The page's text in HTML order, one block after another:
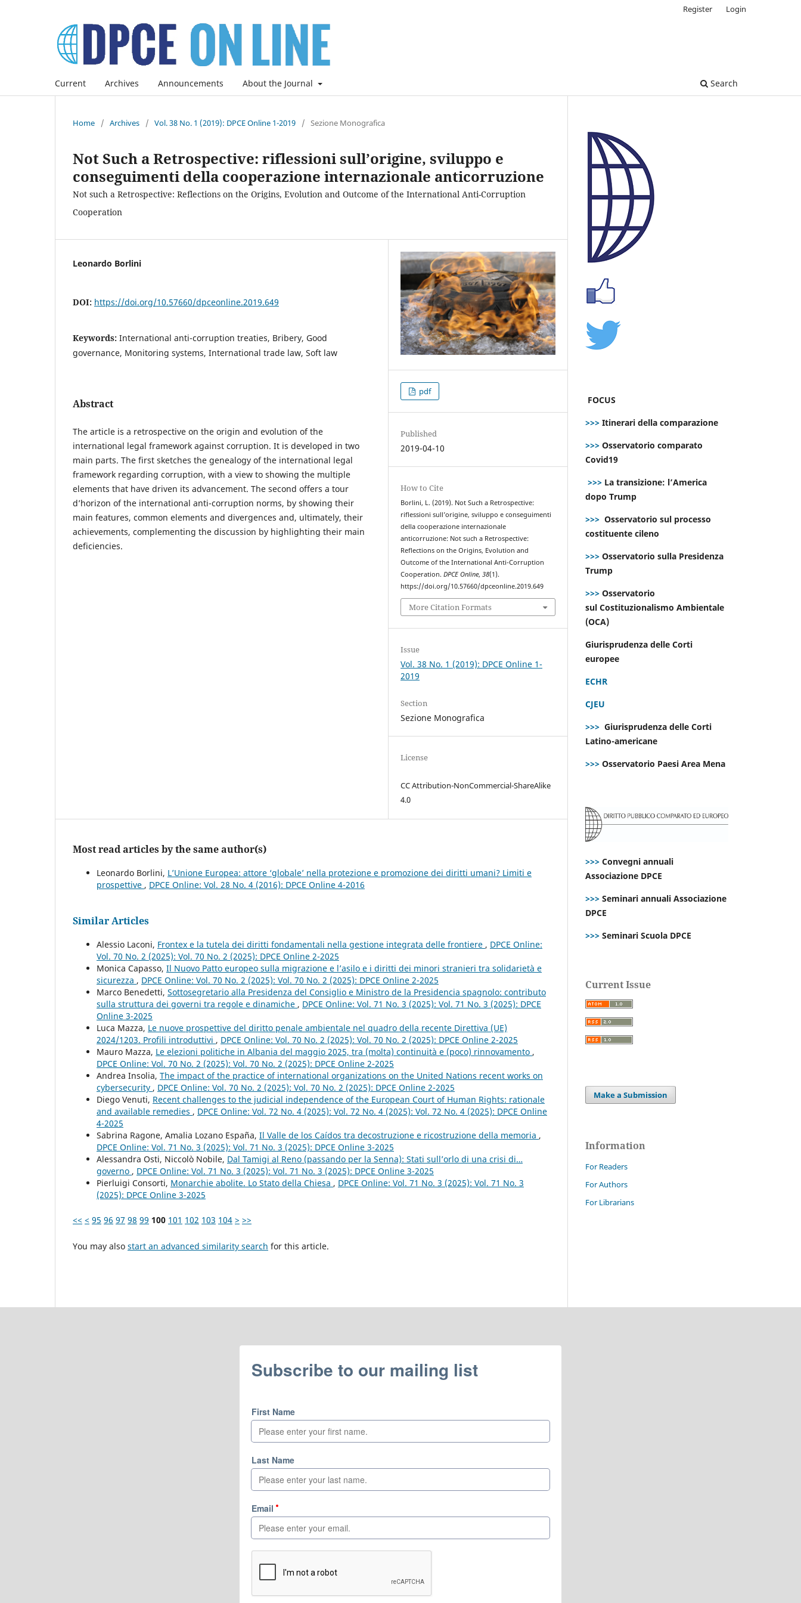
Current Archives Announcements About the Journal Search
Register Login
Home / Archives / Vol. 38 No. 1 (2019): DPCE Online 1-2019 / Sezione Monografica
Not Such a Retrospective: riflessioni sull’origine, sviluppo e
conseguimenti della cooperazione internazionale anticorruzione
Not such a Retrospective: Reflections on the Origins, Evolution and Outcome of the International Anti-Corruption
Cooperation
Leonardo Borlini
DOI: https://doi.org/10.57660/dpceonline.2019.649
Keywords: International anti-corruption treaties, Bribery, Good
governance, Monitoring systems, International trade law, Soft law
Abstract
The article is a retrospective on the origin and evolution of the
international legal framework against corruption. It is developed in two
main parts. The first sketches the genealogy of the international legal
framework regarding corruption, with a view to showing the multiple
elements that have driven its advancement. The second offers a tour
d’horizon of the international anti-corruption norms, by showing their
main features, common elements and divergences and, ultimately, their
achievements, complementing the discussion by highlighting their main
deficiencies.
pdf
Published
2019-04-10
How to Cite
Borlini, L. (2019). Not Such a Retrospective:
riflessioni sull’origine, sviluppo e conseguimenti
della cooperazione internazionale
anticorruzione: Not such a Retrospective:
Reflections on the Origins, Evolution and
Outcome of the International Anti-Corruption
Cooperation.DPCE Online,38(1).
https://doi.org/10.57660/dpceonline.2019.649
More Citation Formats
Issue
Vol. 38 No. 1 (2019): DPCE Online 1-
2019
Section
Sezione Monografica
License
CC Attribution-NonCommercial-ShareAlike
4.0
Most read articles by the same author(s)
Leonardo Borlini, L’Unione Europea: attore ‘globale’ nella protezione e promozione dei diritti umani? Limiti e
prospettive , DPCE Online: Vol. 28 No. 4 (2016): DPCE Online 4-2016
Similar Articles
Alessio Laconi, Frontex e la tutela dei diritti fondamentali nella gestione integrata delle frontiere , DPCE Online:
Vol. 70 No. 2 (2025): Vol. 70 No. 2 (2025): DPCE Online 2-2025
Monica Capasso, Il Nuovo Patto europeo sulla migrazione e l’asilo e i diritti dei minori stranieri tra solidarietà e
sicurezza , DPCE Online: Vol. 70 No. 2 (2025): Vol. 70 No. 2 (2025): DPCE Online 2-2025
Marco Benedetti, Sottosegretario alla Presidenza del Consiglio e Ministro de la Presidencia spagnolo: contributo
sulla struttura dei governi tra regole e dinamiche , DPCE Online: Vol. 71 No. 3 (2025): Vol. 71 No. 3 (2025): DPCE
Online 3-2025
Luca Mazza, Le nuove prospettive del diritto penale ambientale nel quadro della recente Direttiva (UE)
2024/1203. Profili introduttivi , DPCE Online: Vol. 70 No. 2 (2025): Vol. 70 No. 2 (2025): DPCE Online 2-2025
Mauro Mazza, Le elezioni politiche in Albania del maggio 2025, tra (molta) continuità e (poco) rinnovamento ,
DPCE Online: Vol. 70 No. 2 (2025): Vol. 70 No. 2 (2025): DPCE Online 2-2025
Andrea Insolia, The impact of the practice of international organizations on the United Nations recent works on
cybersecurity , DPCE Online: Vol. 70 No. 2 (2025): Vol. 70 No. 2 (2025): DPCE Online 2-2025
Diego Venuti, Recent challenges to the judicial independence of the European Court of Human Rights: rationale
and available remedies , DPCE Online: Vol. 72 No. 4 (2025): Vol. 72 No. 4 (2025): Vol. 72 No. 4 (2025): DPCE Online
4-2025
Sabrina Ragone, Amalia Lozano España, Il Valle de los Caídos tra decostruzione e ricostruzione della memoria ,
DPCE Online: Vol. 71 No. 3 (2025): Vol. 71 No. 3 (2025): DPCE Online 3-2025
Alessandra Osti, Niccolò Nobile, Dal Tamigi al Reno (passando per la Senna): Stati sull’orlo di una crisi di…
governo , DPCE Online: Vol. 71 No. 3 (2025): Vol. 71 No. 3 (2025): DPCE Online 3-2025
Pierluigi Consorti, Monarchie abolite. Lo Stato della Chiesa , DPCE Online: Vol. 71 No. 3 (2025): Vol. 71 No. 3
(2025): DPCE Online 3-2025
<< < 95 96 97 98 99 100 101 102 103 104 > >>
You may also start an advanced similarity search for this article.
FOCUS
>>> Itinerari della comparazione
>>> Osservatorio comparato
Covid19
>>> La transizione: l’America
dopo Trump
>>> Osservatorio sul processo
costituente cileno
>>> Osservatorio sulla Presidenza
Trump
>>> Osservatorio
sul Costituzionalismo Ambientale
(OCA)
Giurisprudenza delle Corti
europee
ECHR
CJEU
>>> Giurisprudenza delle Corti
Latino-americane
>>> Osservatorio Paesi Area Mena
>>> Convegni annuali
Associazione DPCE
>>> Seminari annuali Associazione
DPCE
>>> Seminari Scuola DPCE
Current Issue
Make a Submission
Information
For Readers
For Authors
For Librarians